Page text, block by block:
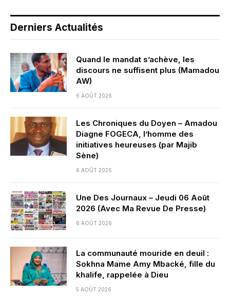
Derniers Actualités
Quand le mandat s’achève, les
discours ne suffisent plus (Mamadou
AW)
6 AOÛT 2026
Les Chroniques du Doyen – Amadou
Diagne FOGECA, l’homme des
initiatives heureuses (par Majib
Sène)
6 AOÛT 2026
Une Des Journaux – Jeudi 06 Août
2026 (Avec Ma Revue De Presse)
6 AOÛT 2026
La communauté mouride en deuil :
Sokhna Mame Amy Mbacké, fille du
khalife, rappelée à Dieu
5 AOÛT 2026